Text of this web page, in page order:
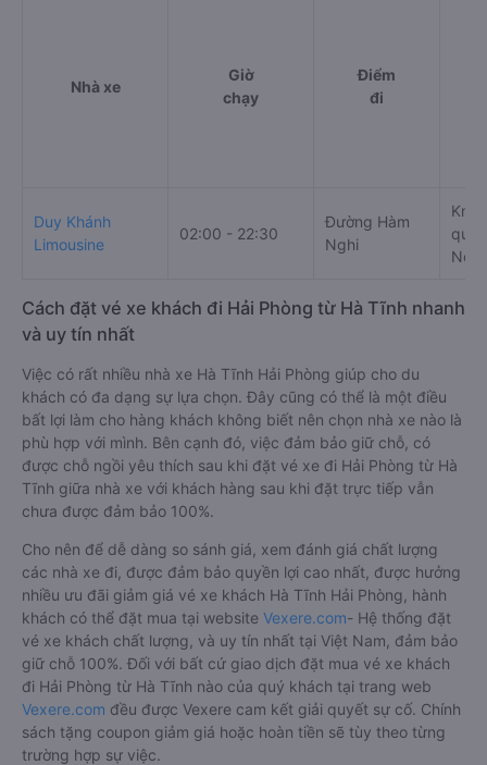
Nhà xe
Giờ
chạy
Điểm
đi
Duy Khánh
Limousine
02:00 - 22:30
Đường Hàm
Nghi
Km
Nội,
Cách đặt vé xe khách đi Hải Phòng từ Hà Tĩnh nhanh
và uy tín nhất
Việc có rất nhiều nhà xe Hà Tĩnh Hải Phòng giúp cho du
khách có đa dạng sự lựa chọn. Đây cũng có thể là một điều
bất lợi làm cho hàng khách không biết nên chọn nhà xe nào là
phù hợp với mình. Bên cạnh đó, việc đảm bảo giữ chỗ, có
được chỗ ngồi yêu thích sau khi đặt vé xe đi Hải Phòng từ Hà
Tĩnh giữa nhà xe với khách hàng sau khi đặt trực tiếp vẫn
chưa được đảm bảo 100%.
Cho nên để dễ dàng so sánh giá, xem đánh giá chất lượng
các nhà xe đi, được đảm bảo quyền lợi cao nhất, được hưởng
nhiều ưu đãi giảm giá vé xe khách Hà Tĩnh Hải Phòng, hành
khách có thể đặt mua tại website Vexere.com- Hệ thống đặt
vé xe khách chất lượng, và uy tín nhất tại Việt Nam, đảm bảo
giữ chỗ 100%. Đối với bất cứ giao dịch đặt mua vé xe khách
đi Hải Phòng từ Hà Tĩnh nào của quý khách tại trang web
Vexere.com đều được Vexere cam kết giải quyết sự cố. Chính
sách tặng coupon giảm giá hoặc hoàn tiền sẽ tùy theo từng
trường hợp sự việc.